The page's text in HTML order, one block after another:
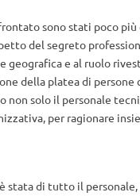
sono stati poco
del segreto
e al ruolo
della platea di
non solo il personale
per ragionare
stata di tutto il